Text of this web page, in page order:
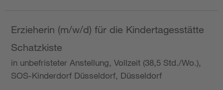
Erzieherin (m/w/d) für die Kindertagesstätte
Schatzkiste
in unbefristeter Anstellung, Vollzeit (38,5 Std./Wo.),
SOS-Kinderdorf Düsseldorf, Düsseldorf